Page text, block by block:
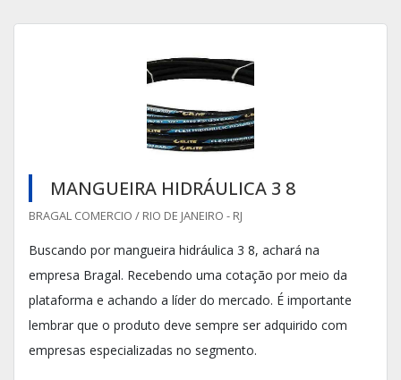
MANGUEIRA HIDRÁULICA 3 8
BRAGAL COMERCIO / RIO DE JANEIRO - RJ
Buscando por mangueira hidráulica 3 8, achará na
empresa Bragal. Recebendo uma cotação por meio da
plataforma e achando a líder do mercado. É importante
lembrar que o produto deve sempre ser adquirido com
empresas especializadas no segmento.